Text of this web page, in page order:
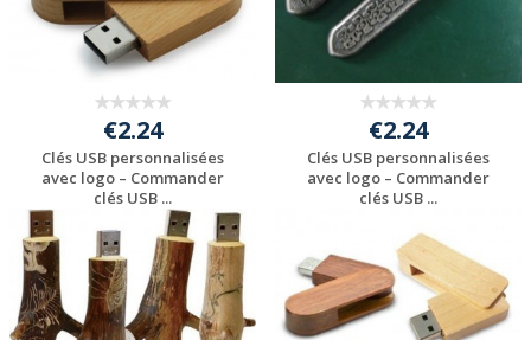
€2.24
Clés USB personnalisées
avec logo – Commander
clés USB ...
Personnaliser avec
votre logo
€2.24
Clés USB personnalisées
avec logo – Commander
clés USB ...
Personnaliser avec
votre logo